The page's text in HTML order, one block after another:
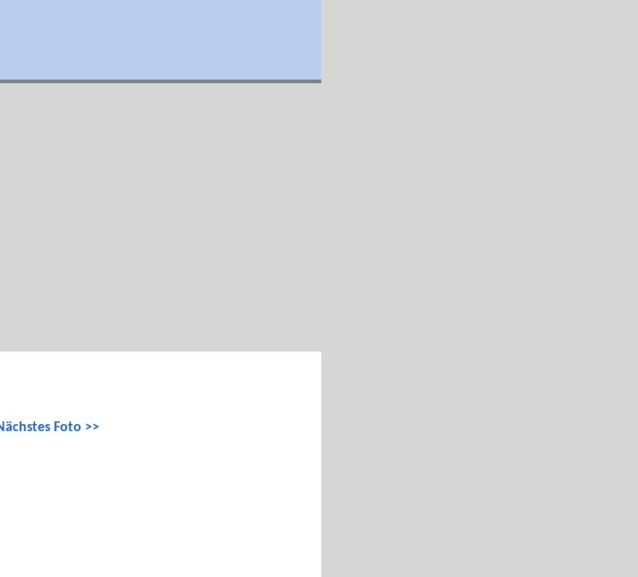
Foto >>